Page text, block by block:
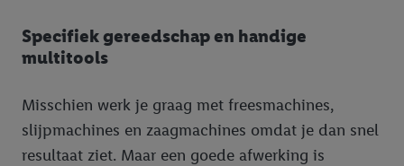
Specifiek gereedschap en handige
multitools
Misschien werk je graag met freesmachines,
slijpmachines en zaagmachines omdat je dan snel
resultaat ziet. Maar een goede afwerking is